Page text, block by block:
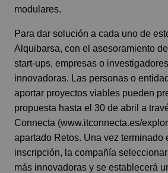
modulares.
Para dar solución a cada uno de
Alquibarsa, con el asesoramiento
start-ups, empresas o
innovadoras. Las personas o
aportar proyectos viables pueden
propuesta hasta el 30 de abril a
Connecta (www.itconnecta.es/
apartado Retos. Una vez terminado
inscripción, la compañía
más innovadoras y se establecerá